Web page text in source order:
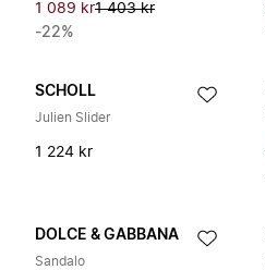
1 089 kr1 403 kr
-22%
SCHOLL
Julien Slider
1 224 kr
DOLCE & GABBANA
Sandalo